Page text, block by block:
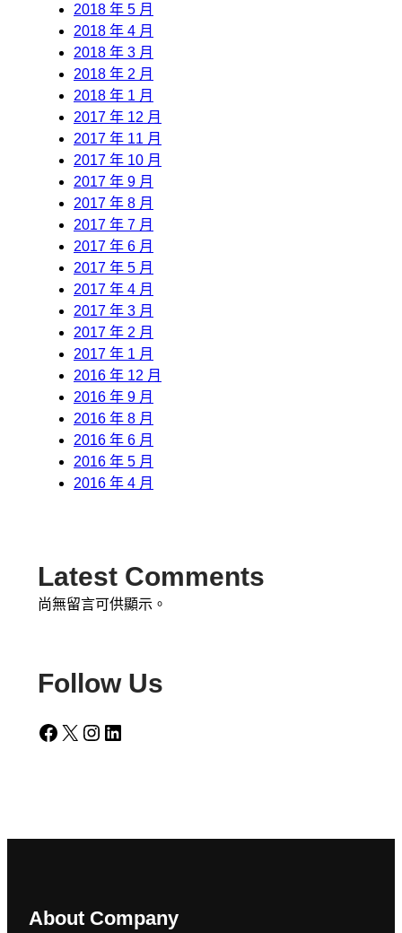
2018 年 5 月
2018 年 4 月
2018 年 3 月
2018 年 2 月
2018 年 1 月
2017 年 12 月
2017 年 11 月
2017 年 10 月
2017 年 9 月
2017 年 8 月
2017 年 7 月
2017 年 6 月
2017 年 5 月
2017 年 4 月
2017 年 3 月
2017 年 2 月
2017 年 1 月
2016 年 12 月
2016 年 9 月
2016 年 8 月
2016 年 6 月
2016 年 5 月
2016 年 4 月
Latest Comments
尚無留言可供顯示。
Follow Us
Facebook X Instagram LinkedIn
About Company